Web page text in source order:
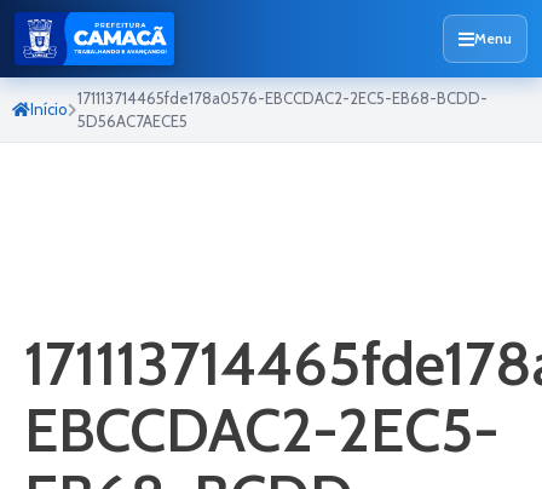
Menu
Início
171113714465fde178a0576-EBCCDAC2-2EC5-EB68-BCDD-
5D56AC7AECE5
EBCCDAC2-2EC5-